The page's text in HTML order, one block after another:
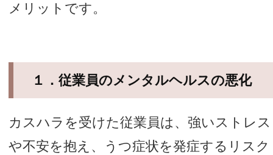
メリットです。
１．従業員のメンタルヘルスの悪化
カスハラを受けた従業員は、強いストレス
や不安を抱え、うつ症状を発症するリスク